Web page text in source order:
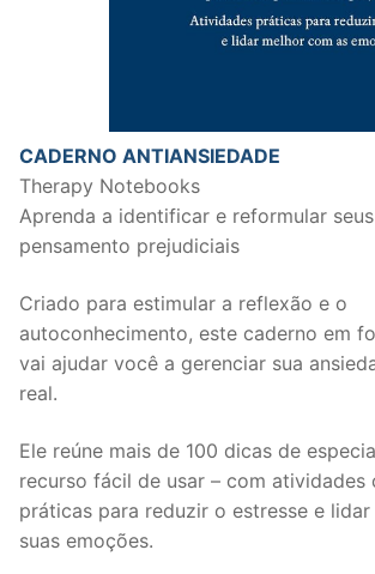
CADERNO ANTIANSIEDADE
Therapy Notebooks
Aprenda a identificar e reformular
pensamento prejudiciais
Criado para estimular a reflexão e o
autoconhecimento, este caderno em
vai ajudar você a gerenciar sua
real.
Ele reúne mais de 100 dicas de
recurso fácil de usar – com atividades
práticas para reduzir o estresse e
suas emoções.